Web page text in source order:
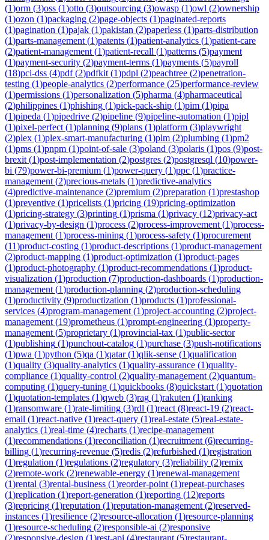
(1)orm (3)oss (1)otto (3)outsourcing (3)owasp (1)owl (2)ownership
(1)ozon (1)packaging (2)page-objects (1)paginated-reports
(1)pagination (1)pajak (1)pakistan (2)paperless (1)parts-distribution
(1)parts-management (1)patents (1)patient-analytics (1)patient-care
(2)patient-management (1)patient-recall (1)patterns (5)payment
(1)payment-security (2)payment-terms (1)payments (5)payroll
(18)pci-dss (4)pdf(2)pdfkit (1)pdpl (2)peachtree (2)penetration-
testing (1)people-analytics (2)performance (25)performance-review
(1)permissions (1)personalization (5)pharma (4)pharmaceutical
(2)philippines (1)phishing (1)pick-pack-ship (1)pim (1)pipa
(1)pipeda (1)pipedrive (2)pipeline (9)pipeline-automation (1)pipl
(1)pixel-perfect (1)planning (9)plans (1)platform (3)playwright
(2)plex (1)plex-smart-manufacturing (1)plm (2)plumbing (1)pm2
(1)pms (1)pnpm (1)point-of-sale (3)poland (3)polaris (1)pos (9)post-
brexit (1)post-implementation (2)postgres (2)postgresql (10)power-
bi (79)power-bi-premium (1)power-query (1)ppc (1)practice-
management (2)precious-metals (1)predictive-analytics
(4)predictive-maintenance (2)premium (2)preparation (1)prestashop
(1)preventive (1)pricelists (1)pricing (19)pricing-optimization
(1)pricing-strategy (3)printing (1)prisma (1)privacy (12)privacy-act
(1)privacy-by-design (1)process (2)process-improvement (1)process-
management (1)process-mining (1)process-safety (1)procurement
(11)product-costing (1)product-descriptions (1)product-management
(2)product-mapping (1)product-optimization (1)product-pages
(1)product-photography (1)product-recommendations (1)product-
visualization (1)production (7)production-dashboards (1)production-
management (1)production-planning (2)production-scheduling
(1)productivity (9)productization (1)products (1)professional-
services (4)program-management (1)project-accounting (2)project-
management (19)prometheus (1)prompt-engineering (1)property-
management (5)proprietary (1)provincial-tax (1)public-sector
(1)publishing (1)punchout-catalog (1)purchase (3)push-notifications
(1)pwa (1)python (5)qa (1)qatar(1)qlik-sense (1)qualification
(1)quality (3)quality-analytics (1)quality-assurance (1)quality-
compliance (1)quality-control (2)quality-management (2)quantum-
computing (1)query-tuning (1)quickbooks (8)quickstart (1)quotation
(1)quotation-templates (1)qweb (3)rag (1)rakuten (1)ranking
(1)ransomware (1)rate-limiting (3)rdl (1)react (8)react-19 (2)react-
email (1)react-native (1)react-query (1)real-estate (5)real-estate-
analytics (1)real-time (4)recharts (1)recipe-management
(1)recommendations (1)reconciliation (1)recruitment (6)recurring-
billing (1)recurring-revenue (5)redis (2)refurbished (1)registration
(1)regulation (1)regulations (2)regulatory (3)reliability (2)remix
(2)remote-work (2)renewable-energy (1)renewal-management
(1)rental (3)rental-business (1)reorder-point (1)repeat-purchases
(1)replication (1)report-generation (1)reporting (12)reports
(3)repricing (1)reputation (1)reputation-management (2)reserved-
instances (1)resilience (2)resource-allocation (1)resource-planning
(1)resource-scheduling (2)responsible-ai (2)responsive
(2)responsive-design (1)rest-api (4)restaurant (5)restaurant-